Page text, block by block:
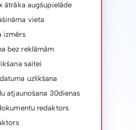
ātrāka augšupielāde
vieta
izmērs
bez reklāmām
saitei
uzlikšana
atjaunošana 30dienas
redaktors